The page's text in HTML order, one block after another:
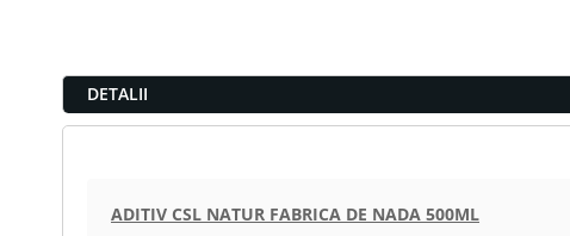
DETALII
ADITIV CSL NATUR FABRICA DE NADA 500ML